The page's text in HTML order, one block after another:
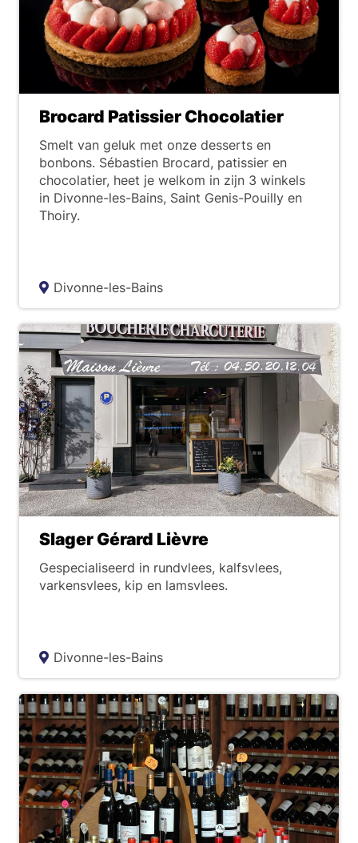
Brocard Patissier Chocolatier
Smelt van geluk met onze desserts en
bonbons. Sébastien Brocard, patissier en
chocolatier, heet je welkom in zijn 3 winkels
in Divonne-les-Bains, Saint Genis-Pouilly en
Thoiry.
Divonne-les-Bains
Slager Gérard Lièvre
Gespecialiseerd in rundvlees, kalfsvlees,
varkensvlees, kip en lamsvlees.
Divonne-les-Bains